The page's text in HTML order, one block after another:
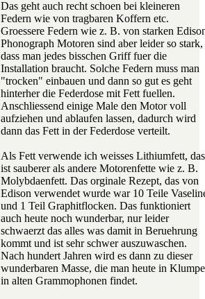
Das geht auch recht schoen bei kleineren
Federn wie von tragbaren Koffern etc.
Groessere Federn wie z. B. von starken
Phonograph Motoren sind aber leider so stark,
dass man jedes bisschen Griff fuer die
Installation braucht. Solche Federn muss man
"trocken" einbauen und dann so gut es geht
hinterher die Federdose mit Fett fuellen.
Anschliessend einige Male den Motor voll
aufziehen und ablaufen lassen, dadurch wird
dann das Fett in der Federdose verteilt.
Als Fett verwende ich weisses Lithiumfett, das
ist sauberer als andere Motorenfette wie z. B.
Molybdaenfett. Das orginale Rezept, das von
Edison verwendet wurde war 10 Teile
und 1 Teil Graphitflocken. Das funktioniert
auch heute noch wunderbar, nur leider
schwaerzt das alles was damit in Beruehrung
kommt und ist sehr schwer auszuwaschen.
Nach hundert Jahren wird es dann zu dieser
wunderbaren Masse, die man heute in
in alten Grammophonen findet.